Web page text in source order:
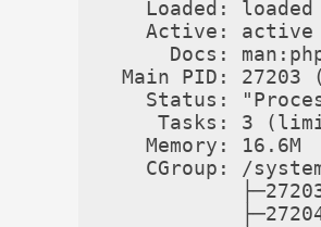
Loaded: loaded
Active: active
Docs:
Main PID: 27203
Status:
Tasks: 3
   Memory: 16.6M
CGroup: /